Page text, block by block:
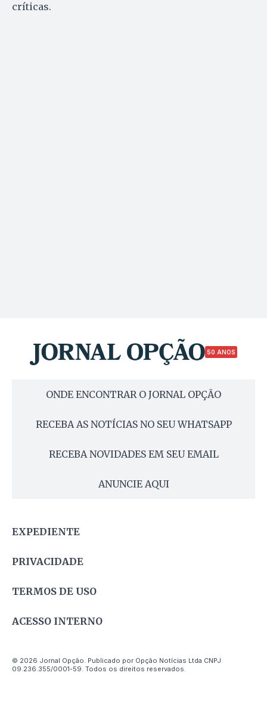
críticas.
50 ANOS
ONDE ENCONTRAR O JORNAL OPÇÃO
RECEBA AS NOTÍCIAS NO SEU WHATSAPP
RECEBA NOVIDADES EM SEU EMAIL
ANUNCIE AQUI
EXPEDIENTE
PRIVACIDADE
TERMOS DE USO
ACESSO INTERNO
© 2026 Jornal Opção. Publicado por Opção Notícias Ltda CNPJ
09.236.355/0001-59. Todos os direitos reservados.